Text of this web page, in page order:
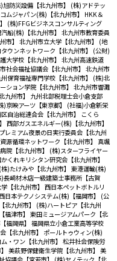
旭防災設備【北九州市】 (株)アドテッ
ムジャパン(株)【北九州市】 HKK＆
(株)FFGビジネスコンサルティング
船(株)【北九州市】 北九州市教育委員
市】 北九州市立大学【北九州市】 (地
ウンネットワーク【北九州市】 (公財)
大学校【北九州市】 北九州高速鉄道
社会福祉協議会【北九州市】 北九州市
保育福祉専門学校【北九州市】 (株)北
ション学院【北九州市】 北九州市響灘
九州市】 九州北部税理士会小倉支部
)京映アーツ【東京都】 (社福)小倉新栄
自治総連合会【北九州市】
こくら
西部ガスエネルギー(株)【北九州市】
レミアム夜景の日実行委員会【北九州
源循環ネットワーク【北九州市】 真颯
院【北九州市】 (株)スターフライヤー
くれキリシタン研究会【北九州市】
(株)たけみや【北九州市】 東港運輸(株)
)長崎材木店一級建築士事務所【古賀
【北九州市】 西日本ペットボトルリ
日本テクノシステム(株)【福岡市】 (公
北九州市】 (株)ハートピア【北九州
福津市】 東田ミュージアムパーク【北
福岡県】 福岡県立小倉工業高等学校
【北九州市】 ポールトゥウィン(株)
・ワン【北九州市】 松井社会保険労
美萩野保健衛生学院【北九州市】 美